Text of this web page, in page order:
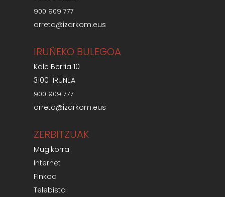
900 909 777
arreta@izarkom.eus
IRUÑEKO BULEGOA
Kale Berria 10
31001 IRUÑEA
900 909 777
arreta@izarkom.eus
ZERBITZUAK
Mugikorra
Internet
Finkoa
Telebista